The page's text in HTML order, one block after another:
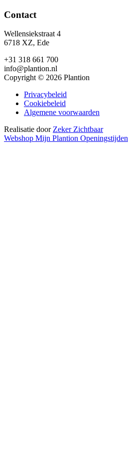
Contact
Wellensiekstraat 4
6718 XZ, Ede
+31 318 661 700
info@plantion.nl
Copyright © 2026 Plantion
Privacybeleid
Cookiebeleid
Algemene voorwaarden
Realisatie door Zeker Zichtbaar
Webshop Mijn Plantion Openingstijden